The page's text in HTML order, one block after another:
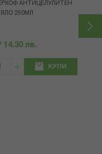
АНТИЦЕЛУЛИТЕН
250МЛ
14.30 лв.
КУПИ